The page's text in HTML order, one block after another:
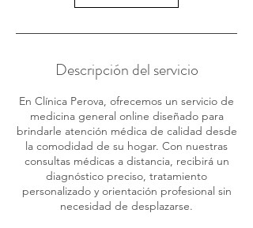
Descripción del servicio
En Clínica Perova, ofrecemos un servicio de
medicina general online diseñado para
brindarle atención médica de calidad desde
la comodidad de su hogar. Con nuestras
consultas médicas a distancia, recibirá un
diagnóstico preciso, tratamiento
personalizado y orientación profesional sin
necesidad de desplazarse.